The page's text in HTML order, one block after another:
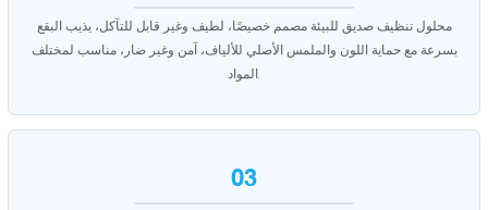
محلول تنظيف صديق للبيئة مصمم خصيصًا، لطيف وغير قابل للتآكل، يذيب البقع
بسرعة مع حماية اللون والملمس الأصلي للألياف، آمن وغير ضار، مناسب لمختلف
المواد.
03